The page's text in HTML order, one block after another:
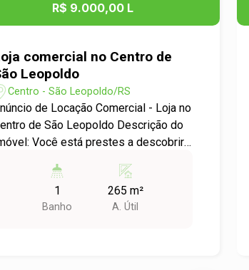
R$ 9.000,00 L
comercial no Centro de
Leopoldo
Centro - São Leopoldo/RS
de Locação Comercial - Loja no
de São Leopoldo Descrição do
Você está prestes a descobrir
para o seu negócio! Apresentamos uma
loja ampla e bem localizada no coração
do bairro Centro de São Leopoldo,
1
Banho
265 m²
A. Útil